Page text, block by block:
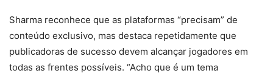
Sharma reconhece que as plataformas “precisam” de
conteúdo exclusivo, mas destaca repetidamente que
publicadoras de sucesso devem alcançar jogadores em
todas as frentes possíveis. “Acho que é um tema